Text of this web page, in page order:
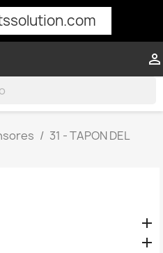

31 - TAPON DEL

